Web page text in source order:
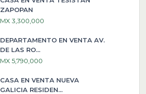
ZAPOPAN
MX 3,300,000
DEPARTAMENTO EN VENTA AV.
DE LAS RO...
MX 5,790,000
CASA EN VENTA NUEVA
GALICIA RESIDEN...